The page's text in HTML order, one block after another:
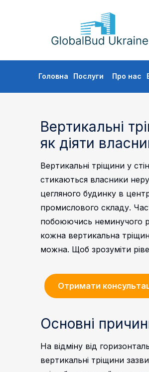
Skip
to
content
Головна Послуги Про нас
Вертикальні
як діяти
Вертикальні тріщини у
стикаються власники
цегляного будинку в
промислового складу.
побоюючись неминучого
кожна вертикальна
можна. Щоб зрозуміти
Отримати
Основні
На відміну від
вертикальні тріщини